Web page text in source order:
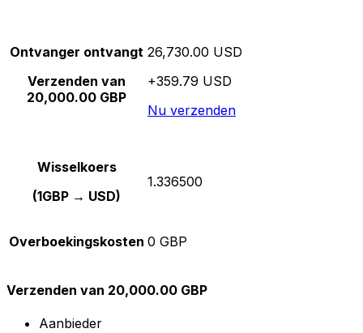
Ontvanger ontvangt
Verzenden van
20,000.00 GBP
26,730.00 USD
+359.79 USD
Nu verzenden
Wisselkoers
(1GBP → USD)
1.336500
Overboekingskosten 0 GBP
Verzenden van 20,000.00 GBP
Aanbieder